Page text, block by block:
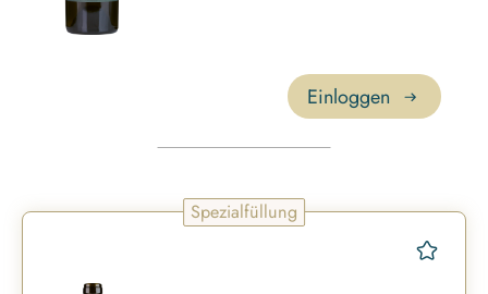
Einloggen
Spezialfüllung